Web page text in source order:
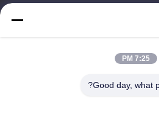
البريد الإلكتروني
7:25 PM
Good day, what